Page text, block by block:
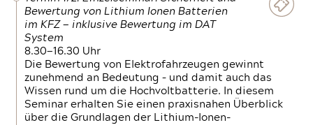
Bewertung von Lithium Ionen Batterien
im KFZ — inklusive Bewertung im DAT
System
8.30—16.30 Uhr
Die Bewertung von Elektrofahrzeugen gewinnt
zunehmend an Bedeutung – und damit auch das
Wissen rund um die Hochvoltbatterie. In diesem
Seminar erhalten Sie einen praxisnahen Überblick
über die Grundlagen der Lithium-Ionen-